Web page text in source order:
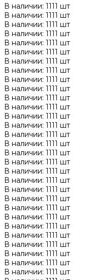
В наличии: 1111 шт
В наличии: 1111 шт
В наличии: 1111 шт
В наличии: 1111 шт
В наличии: 1111 шт
В наличии: 1111 шт
В наличии: 1111 шт
В наличии: 1111 шт
В наличии: 1111 шт
В наличии: 1111 шт
В наличии: 1111 шт
В наличии: 1111 шт
В наличии: 1111 шт
В наличии: 1111 шт
В наличии: 1111 шт
В наличии: 1111 шт
В наличии: 1111 шт
В наличии: 1111 шт
В наличии: 1111 шт
В наличии: 1111 шт
В наличии: 1111 шт
В наличии: 1111 шт
В наличии: 1111 шт
В наличии: 1111 шт
В наличии: 1111 шт
В наличии: 1111 шт
В наличии: 1111 шт
В наличии: 1111 шт
В наличии: 1111 шт
В наличии: 1111 шт